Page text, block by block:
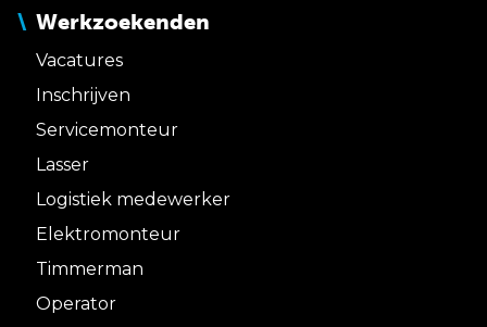
Werkzoekenden
Vacatures
Inschrijven
Servicemonteur
Lasser
Logistiek medewerker
Elektromonteur
Timmerman
Operator